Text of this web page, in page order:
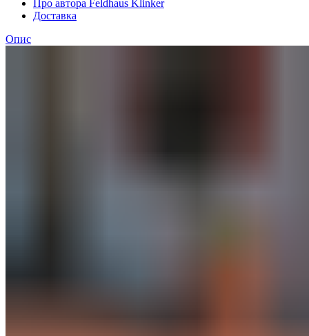
Про автора Feldhaus Klinker
Доставка
Опис